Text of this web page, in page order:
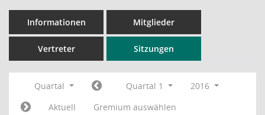
Informationen Mitglieder
Vertreter Sitzungen
Quartal Quartal 1
2016
Aktuell
Gremium auswählen